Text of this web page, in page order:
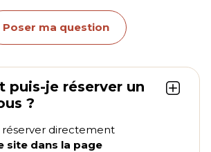
Poser ma question
puis-je réserver un
?
réserver directement
site dans la page